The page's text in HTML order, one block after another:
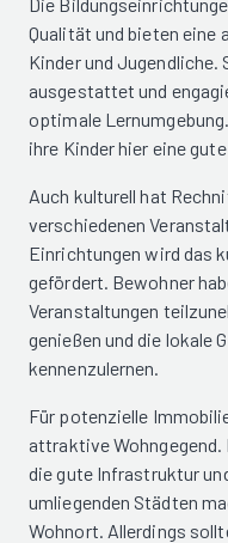
Qualität und bieten eine
Kinder und Jugendliche.
ausgestattet und
optimale
ihre Kinder hier eine
Auch kulturell hat
verschiedenen
Einrichtungen wird das
gefördert. Bewohner
Veranstaltungen
genießen und die lokale
kennenzulernen.
Für potenzielle
attraktive Wohngegend.
die gute Infrastruktur
umliegenden Städten
Wohnort. Allerdings